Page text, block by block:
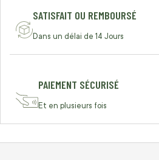
SATISFAIT OU REMBOURSÉ
Dans un délai de 14 Jours
PAIEMENT SÉCURISÉ
Et en plusieurs fois